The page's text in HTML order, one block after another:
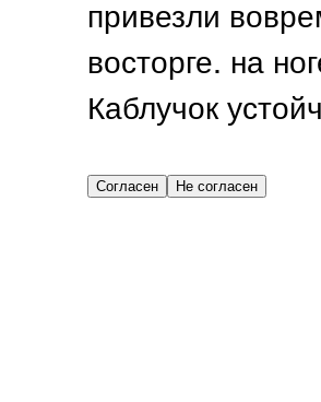
привезли
восторге. на
Каблучок